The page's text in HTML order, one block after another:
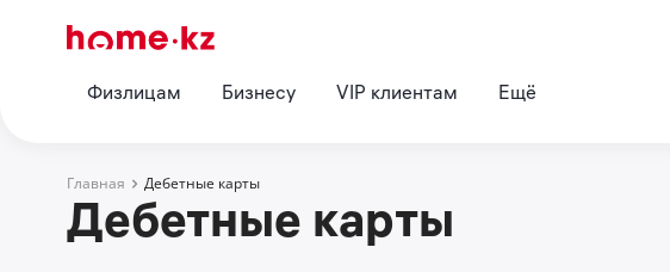
Физлицам Бизнесу VIP клиентам Ещё
Главная Дебетные карты
Дебетные карты